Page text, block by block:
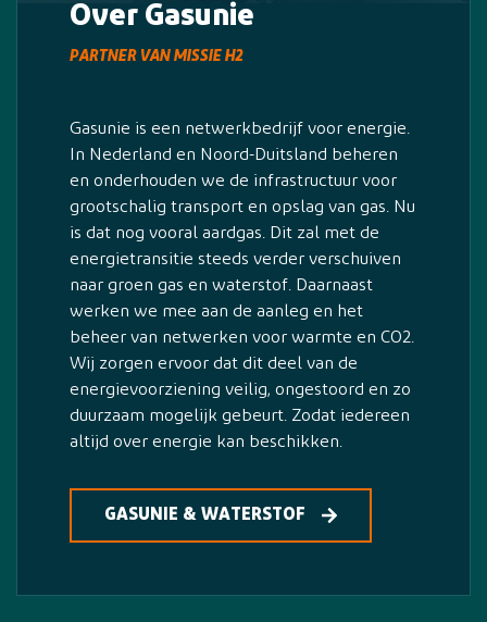
Over Gasunie
PARTNER VAN MISSIE H2
Gasunie is een netwerkbedrijf voor energie.
In Nederland en Noord-Duitsland beheren
en onderhouden we de infrastructuur voor
grootschalig transport en opslag van gas. Nu
is dat nog vooral aardgas. Dit zal met de
energietransitie steeds verder verschuiven
naar groen gas en waterstof. Daarnaast
werken we mee aan de aanleg en het
beheer van netwerken voor warmte en CO2.
Wij zorgen ervoor dat dit deel van de
energievoorziening veilig, ongestoord en zo
duurzaam mogelijk gebeurt. Zodat iedereen
altijd over energie kan beschikken.
GASUNIE & WATERSTOF